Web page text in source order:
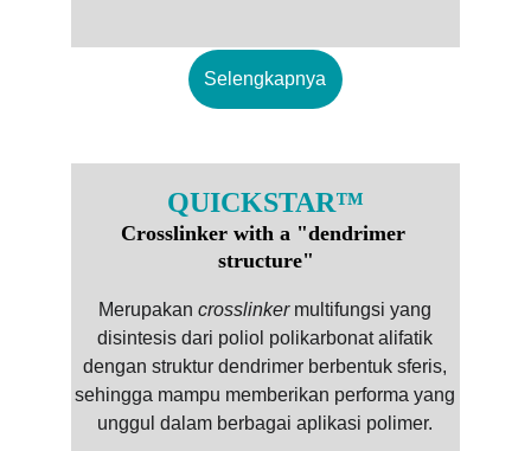
Selengkapnya
QUICKSTAR™
Crosslinker with a "dendrimer
structure"
Merupakancrosslinkermultifungsi yang
disintesis dari poliol polikarbonat alifatik
dengan struktur dendrimer berbentuk sferis,
sehingga mampu memberikan performa yang
unggul dalam berbagai aplikasi polimer.